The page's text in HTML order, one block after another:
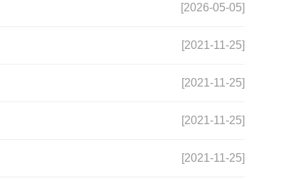
[2026-05-05]
[2021-11-25]
[2021-11-25]
[2021-11-25]
[2021-11-25]